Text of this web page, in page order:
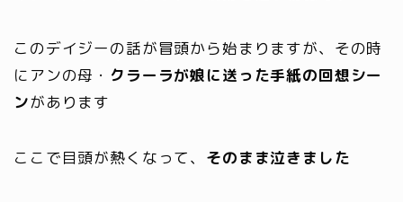
このデイジーの話が冒頭から始まりますが、その時
にアンの母・ クラーラが娘に送った手紙の回想シー
ンがあります
ここで目頭が熱くなって、 そのまま泣きました